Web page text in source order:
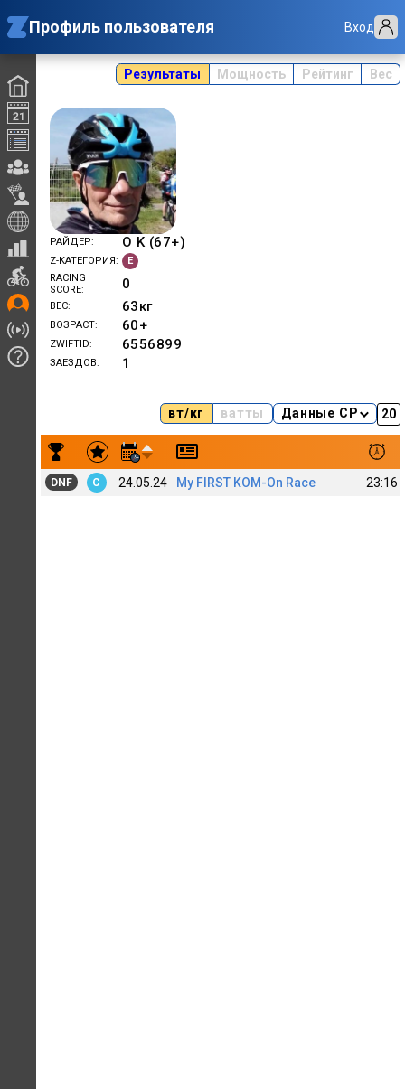
Профиль пользователя Вход
Результаты Мощность Рейтинг Вес
РАЙДЕР O K (67+)
Z-КАТЕГОРИЯ
E
RACING
SCORE
0
ВЕС 63кг
ВОЗРАСТ 60+
ZWIFTID 6556899
ЗАЕЗДОВ 1
вт/кг ватты Данные CP
Результаты заездов O K (67+)
DNF C 24.05.24 My FIRST KOM-On Race 23:16